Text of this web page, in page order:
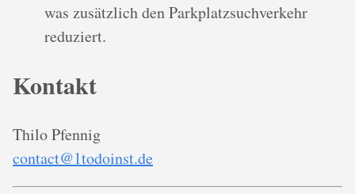
was zusätzlich den Parkplatzsuchverkehr
reduziert.
Kontakt
Thilo Pfennig
contact@1todoinst.de